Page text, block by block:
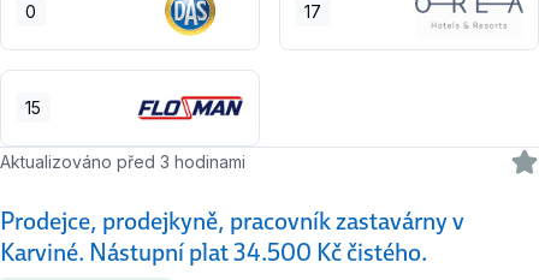
0 17
15
Prodejce, prodejkyně, pracovník zastavárny v
Karviné. Nástupní plat 34.500 Kč čistého.
Aktualizováno před 3 hodinami